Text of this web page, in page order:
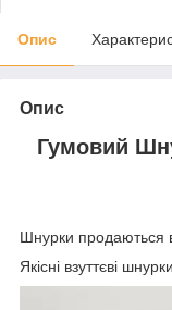
Опис
Опис
Гумовий
Шнурки продаються
Якісні взуттєві